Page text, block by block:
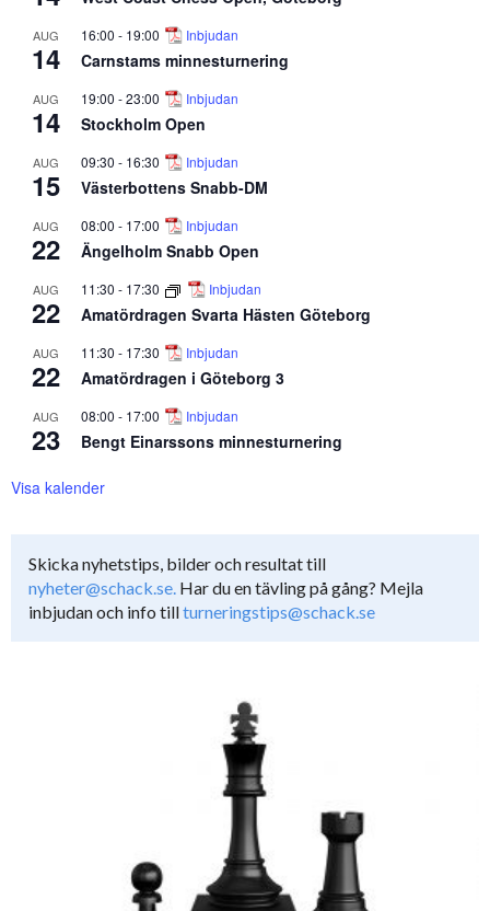
AUG
14
16:00 - 19:00 Inbjudan
Carnstams minnesturnering
AUG
14
19:00 -23:00 Inbjudan
Stockholm Open
AUG
15
09:30 - 16:30 Inbjudan
Västerbottens Snabb-DM
AUG
22
08:00 - 17:00 Inbjudan
Ängelholm Snabb Open
AUG
22
11:30 - 17:30 Inbjudan
Amatördragen Svarta Hästen Göteborg
AUG
22
11:30 - 17:30 Inbjudan
Amatördragen i Göteborg 3
AUG
23
08:00 - 17:00 Inbjudan
Bengt Einarssons minnesturnering
Visa kalender
Skicka nyhetstips, bilder och resultat till
nyheter@schack.se. Har du en tävling på gång? Mejla
inbjudan och info tillturneringstips@schack.se